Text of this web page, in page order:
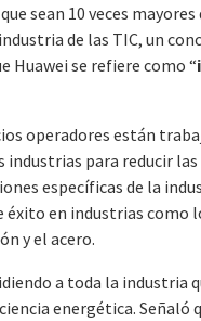
sean 10 veces mayores
de las TIC, un
Huawei se refiere como “
operadores están
industrias para reducir
específicas de la
éxito en industrias como
y el acero.
a toda la industria
energética. Señaló